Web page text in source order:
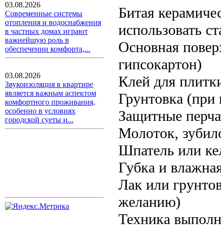
03.08.2026
Современные системы
отопления и водоснабжения
в частных домах играют
важнейшую роль в
обеспечении комфорта,...
03.08.2026
Звукоизоляция в квартире
является важным аспектом
комфортного проживания,
особенно в условиях
городской суеты и...
Битая
использовать
Основная
гипсокартон)
Клей для
Грунтовка (при
Защитные
Молоток,
Шпатель или
Губка и
Лак или
желанию)
Техника